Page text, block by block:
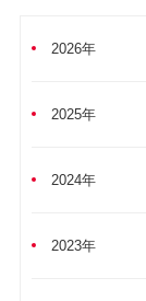
2026年
2025年
2024年
2023年